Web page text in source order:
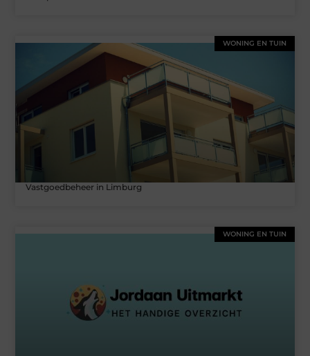
WONING EN TUIN
Vastgoedbeheer in Limburg
WONING EN TUIN